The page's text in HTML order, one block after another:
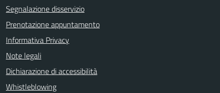
Segnalazione disservizio
Prenotazione appuntamento
Informativa Privacy
Note legali
Dichiarazione di accessibilità
Whistleblowing